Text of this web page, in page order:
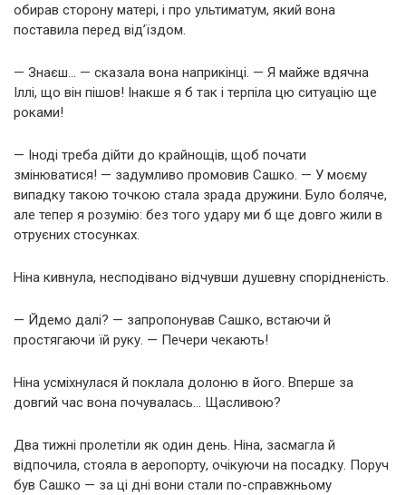
обирав сторону матері, і про ультиматум, який вона
поставила перед від’їздом.
— Знаєш… — сказала вона наприкінці. — Я майже вдячна
Іллі, що він пішов! Інакше я б так і терпіла цю ситуацію ще
роками!
— Іноді треба дійти до крайнощів, щоб почати
змінюватися! — задумливо промовив Сашко. — У моєму
випадку такою точкою стала зрада дружини. Було боляче,
але тепер я розумію: без того удару ми б ще довго жили в
отруєних стосунках.
Ніна кивнула, несподівано відчувши душевну спорідненість.
— Йдемо далі? — запропонував Сашко, встаючи й
простягаючи їй руку. — Печери чекають!
Ніна усміхнулася й поклала долоню в його. Вперше за
довгий час вона почувалась… Щасливою?
Два тижні пролетіли як один день. Ніна, засмагла й
відпочила, стояла в аеропорту, очікуючи на посадку. Поруч
був Сашко — за ці дні вони стали по-справжньому